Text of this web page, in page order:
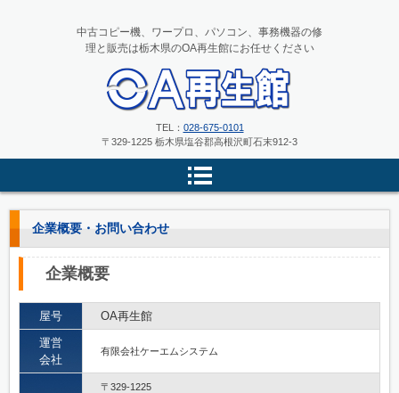
中古コピー機、ワープロ、パソコ
ンの修理と販売 栃木県のOA再
中古コピー機、ワープロ、パソコン、事務機器の修
理と販売は栃木県のOA再生館にお任せください
TEL： 028-675-0101
〒329-1225 栃木県塩谷郡高根沢町石末912-3
企業概要・お問い合わせ
企業概要
屋号
OA再生館
運営
会社
有限会社ケーエムシステム
〒329-1225